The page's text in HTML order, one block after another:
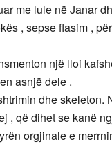
me lule në Janar
, sepse flasim ,
një lloi
asnjë dele .
dhe skeleton.
, që dihet se kanë
orgjinale e